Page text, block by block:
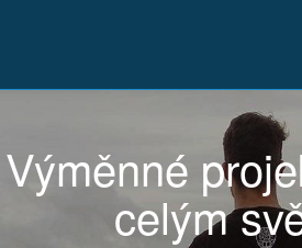
Výměnné
celým